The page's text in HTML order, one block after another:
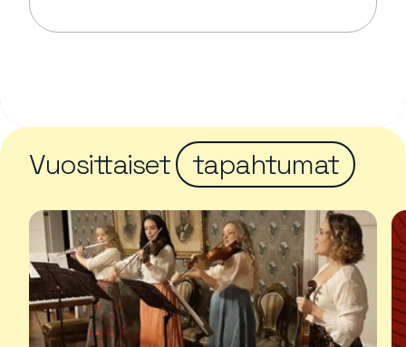
Lue lisää tapahtumasta Hattulan SPR Terveyspiste
Vuosittaiset tapahtumat